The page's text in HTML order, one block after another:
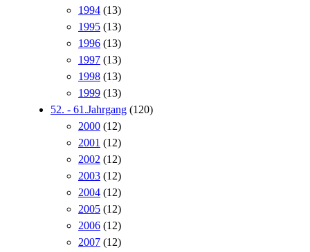
1994 (13)
1995 (13)
1996 (13)
1997 (13)
1998 (13)
1999 (13)
52. - 61.Jahrgang (120)
2000 (12)
2001 (12)
2002 (12)
2003 (12)
2004 (12)
2005 (12)
2006 (12)
2007 (12)